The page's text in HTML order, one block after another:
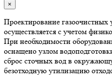
×
Проектирование
осуществляется с учетом
При необходимости
оснащено узлом
сброс сточных вод в
безотходную утилизацию